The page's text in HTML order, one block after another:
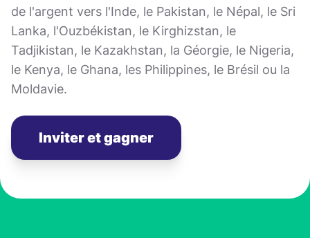
de l'argent vers l'Inde, le Pakistan, le Népal, le Sri
Lanka, l'Ouzbékistan, le Kirghizstan, le
Tadjikistan, le Kazakhstan, la Géorgie, le Nigeria,
le Kenya, le Ghana, les Philippines, le Brésil ou la
Moldavie.
Inviter et gagner